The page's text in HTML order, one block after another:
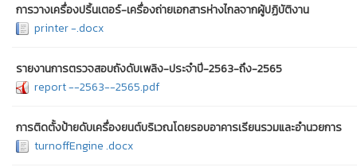
การวางเครื่องปริ้นเตอร์-เครื่องถ่ายเอกสารห่างไกลจากผู้ปฏิบัติงาน
printer -.docx
รายงานการตรวจสอบถังดับเพลิง-ประจำปี-2563-ถึง-2565
report --2563--2565.pdf
การติดตั้งป้ายดับเครื่องยนต์บริเวณโดยรอบอาคารเรียนรวมและอำนวยการ
turnoffEngine .docx